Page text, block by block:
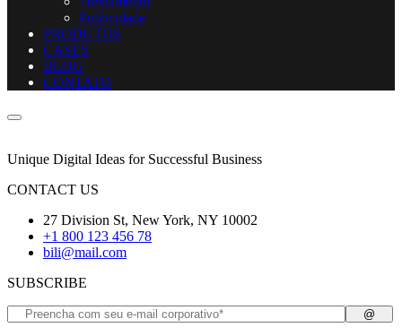
Publicidade
PRODUTOS
CASES
BLOG
CONTATO
Unique Digital Ideas for Successful Business
CONTACT US
27 Division St, New York, NY 10002
+1 800 123 456 78
bili@mail.com
SUBSCRIBE